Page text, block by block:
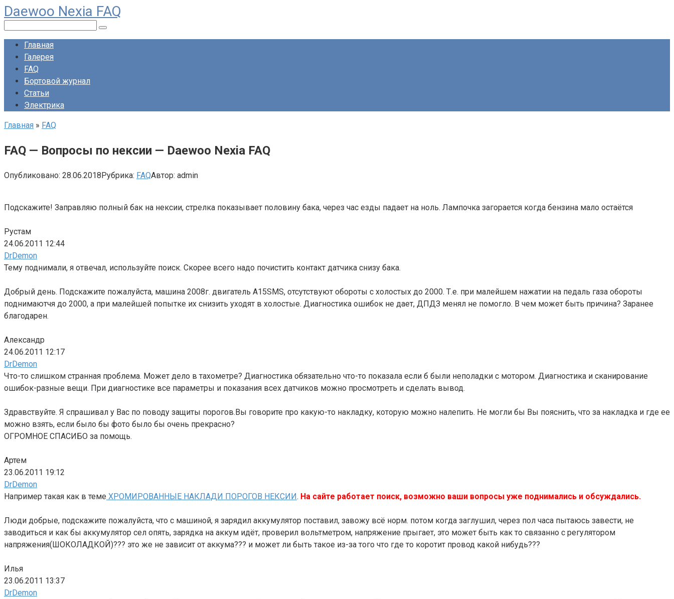
Перейти
к
контенту
Daewoo Nexia FAQ
Главная
Галерея
FAQ
Бортовой журнал
Статьи
Электрика
Главная » FAQ
FAQ — Вопросы по нексии — Daewoo Nexia FAQ
Опубликовано: 28.06.2018Рубрика: FAQАвтор: admin
Подскажите! Заправляю полный бак на нексии, стрелка показывает половину бака, через час езды падает на ноль. Лампочка загорается когда бензина мало остаётся
Рустам
24.06.2011 12:44
DrDemon
Тему поднимали, я отвечал, используйте поиск. Скорее всего надо почистить контакт датчика снизу бака.
Добрый день. Подскажите пожалуйста, машина 2008г. двигатель A15SMS, отсутствуют обороты с холостых до 2000. Т.е. при малейшем нажатии на педаль газа обороты
поднимаютчя до 2000, а при малейшей попытке их снизить уходят в холостые. Диагностика ошибок не дает, ДПДЗ менял не помогло. В чем может быть причина? Заранее
благодарен.
Александр
24.06.2011 12:17
DrDemon
Что-то слишком странная проблема. Может дело в тахометре? Диагностика обязательно что-то показала если б были неполадки с мотором. Диагностика и сканирование
ошибок-разные вещи. При диагностике все параметры и показания всех датчиков можно просмотреть и сделать вывод.
Здравствуйте. Я спрашивал у Вас по поводу защиты порогов.Вы говорите про какую-то накладку, которую можно налепить. Не могли бы Вы пояснить, что за накладка и где ее
можно взять, если было бы фото было бы очень прекрасно?
ОГРОМНОЕ СПАСИБО за помощь.
Артем
23.06.2011 19:12
DrDemon
Например такая как в теме ХРОМИРОВАННЫЕ НАКЛАДИ ПОРОГОВ НЕКСИИ. На сайте работает поиск, возможно ваши вопросы уже поднимались и обсуждались.
Люди добрые, подскажите пожалуйста, что с машиной, я зарядил аккумулятор поставил, завожу всё норм. потом когда заглушил, через пол часа пытаюсь завести, не
заводиться и как бы аккумулятор сел опять, зарядка на аккум идёт, проверил вольтметром, напряжение прыгает, это может быть как то связанно с регулятором
напряжения(ШОКОЛАДКОЙ)??? это же не зависит от аккума??? и может ли быть такое из-за того что где то коротит провод какой нибудь???
Илья
23.06.2011 13:37
DrDemon